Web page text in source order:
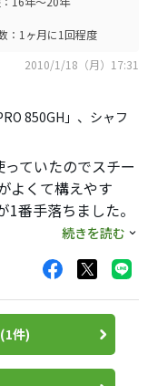
：1ヶ月に1回程度
2010/1/18（月）17:31
850GH」、シャフ
ていたのでスチー
よくて構えやす
番手落ちました。
０ｙです。スコア
イアンで打てない
は スチールで正解
NV-Fが出て 本気
いです。
続きを読む
件)